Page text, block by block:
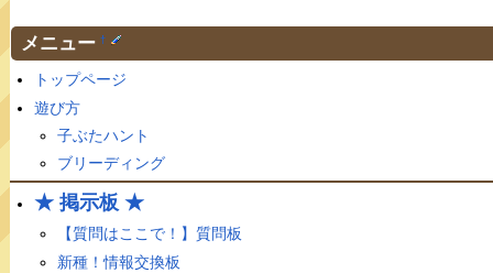
メニュー †
トップページ
遊び方
子ぶたハント
ブリーディング
★ 掲示板 ★
【質問はここで！】質問板
新種！情報交換板